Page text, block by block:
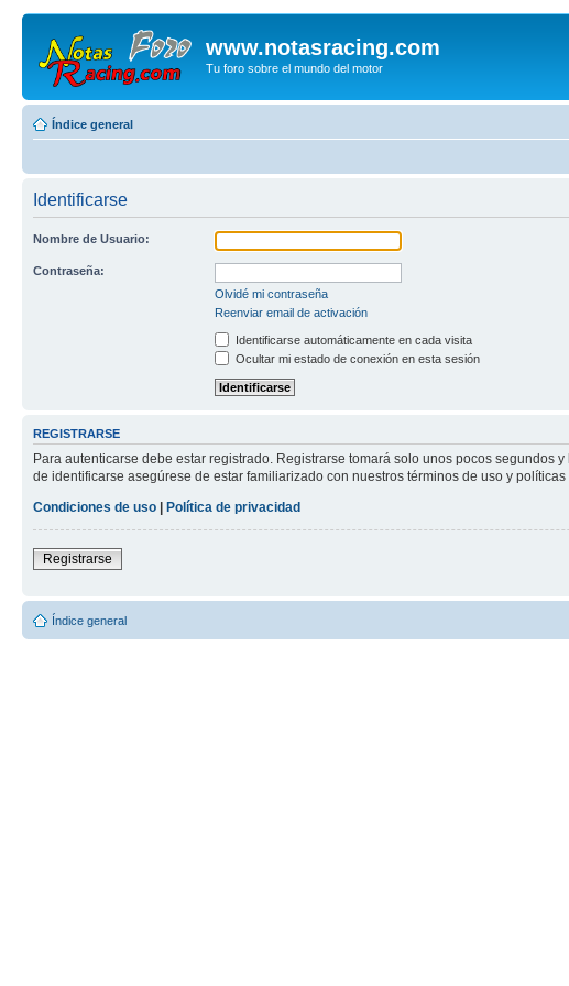
www.notasracing.com
Tu foro sobre el mundo del motor
Índice general
Identificarse
Nombre de Usuario:
Contraseña:
Olvidé mi contraseña
Reenviar email de activación
Identificarse automáticamente en cada visita
Ocultar mi estado de conexión en esta sesión
REGISTRARSE
Para autenticarse debe estar registrado. Registrarse tomará solo unos pocos
de identificarse asegúrese de estar familiarizado con nuestros términos de uso y
Condiciones de uso
Política de privacidad
Registrarse
Índice general